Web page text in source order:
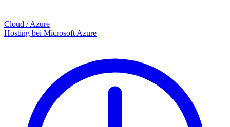
Cloud / Azure
Hosting bei Microsoft Azure